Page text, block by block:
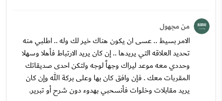
من مجهول
الامر بسيط .. عسى ان يكون هناك خير لك وله .. اطلبي منه
تحديد العلاقه التي يريدها .. إن كان يريد الارتباط فأهلا وسهلا
وحددي معه موعد ليراك وجهاً لوجه ولتكن احدى صديقاتك
المقربات معك . فإن وافق كان بها وعلى بركة الله وإن كان
يريد مقابلات وخلوات فأنسحبي بهدوء دون شرح أو تبرير.